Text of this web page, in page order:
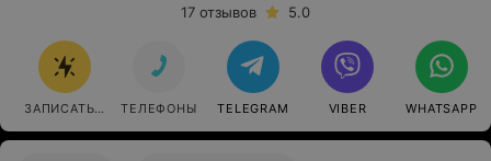
17 отзывов
5.0
ЗАПИСАТЬСЯ ТЕЛЕФОНЫ TELEGRAM VIBER WHATSAPP